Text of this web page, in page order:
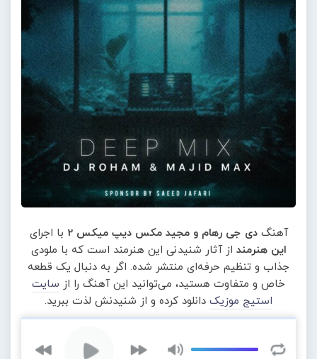
آهنگدی جی رهام و مجید مکس دیپ میکس 2
با اجرای
این هنرمند از آثار شنیدنی این هنرمند است که با ملودی
جذاب و تنظیم حرفه‌ای منتشر شده. اگر به دنبال یک قطعه
خاص و متفاوت هستید، می‌توانید این آهنگ را از سایت
استیج موزیک دانلود کرده و از شنیدنش لذت ببرید.